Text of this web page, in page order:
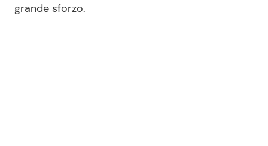
Seguici
grande sforzo.